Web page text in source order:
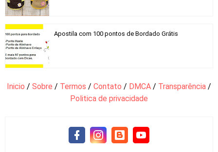
Apostila com 100 pontos de Bordado Grátis
Inicio / Sobre / Termos / Contato / DMCA / Transparência /
Politica de privacidade